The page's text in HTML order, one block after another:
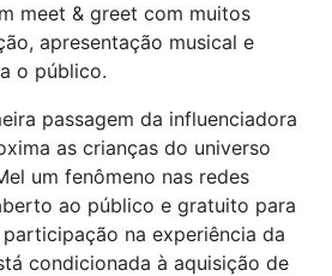
meet & greet com muitos
apresentação musical e
o público.
passagem da influenciadora
as crianças do universo
um fenômeno nas redes
ao público e gratuito para
na experiência da
condicionada à aquisição de